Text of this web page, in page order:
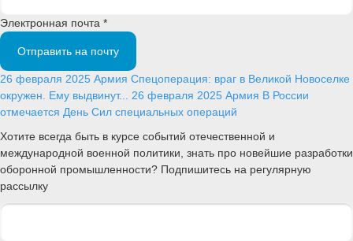
Электронная почта *
Отправить на почту
26 февраля 2025 Армия Спецоперация: враг в Великой Новоселке
окружен. Ему выдвинут... 26 февраля 2025 Армия В России
отмечается День Сил специальных операций
Хотите всегда быть в курсе событий отечественной и
международной военной политики, знать про новейшие разработки
оборонной промышленности? Подпишитесь на регулярную
рассылку